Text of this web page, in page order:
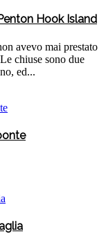
Hook Island
avevo mai prestato
chiuse sono due
ed...